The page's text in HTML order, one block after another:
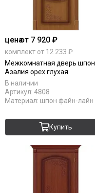
ценаот 7 920 ₽
комплект от 12 233 ₽
Межкомнатная дверь шпон
Азалия орех глухая
В наличии
Артикул: 4808
Материал: шпон файн-лайн
Купить